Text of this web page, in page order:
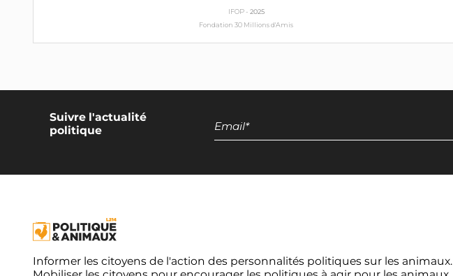
IFOP - 2025
Fondation 30 Millions d'Amis
Suivre l'actualité
politique
Informer les citoyens de l'action des personnalités politiques sur les animaux.